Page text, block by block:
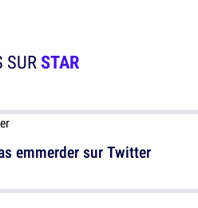
SURSTAR
emmerder sur Twitter